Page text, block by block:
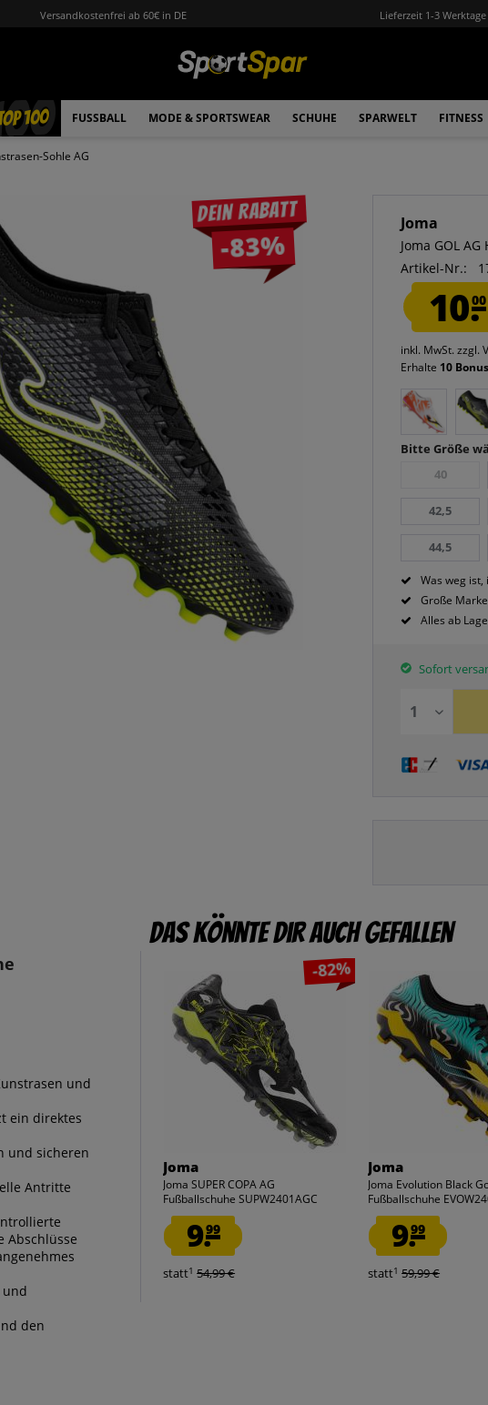
Versandkostenfrei ab 60€ in DE Lieferzeit 1-3
100 FUSSBALL MODE & SPORTSWEAR SCHUHE SPARWELT FITNESS
Sohle AG
Dein Rabatt
-83%
Joma
Joma GOL
Artikel-Nr.:
10.00
inkl. MwSt.zzgl.
Erhalte 10
Bitte Größe
40
42,5
44,5
Was weg ist,
Große
Alles ab
Sofort
und
ein direktes
und sicheren
Antritte
Abschlüsse
und
den
Das könnte dir auch gefallen
-82%
Joma
Joma SUPER COPA AG
Fußballschuhe SUPW2401AGC
9.99
statt1 54,99 €
Joma
Joma Evolution Black
Fußballschuhe
9.99
statt1 59,99 €